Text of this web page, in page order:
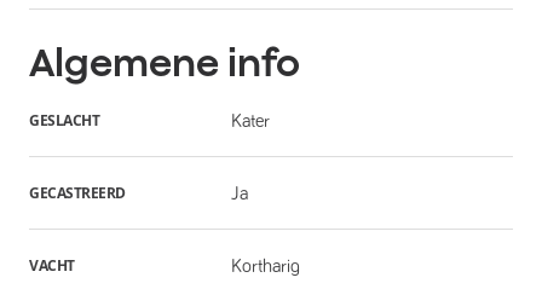
Algemene info
GESLACHT Kater
GECASTREERD Ja
VACHT Kortharig